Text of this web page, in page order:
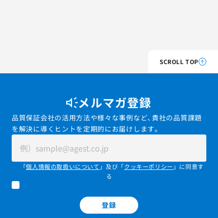
SCROLL TOP
メルマガ登録
品質保証会社の活用方法や様々な事例など、貴社の品質課題
を解決に導くヒントを定期的にお届けします。
「個人情報の取扱いについて 」及び「クッキーポリシー 」に同意す
る
登録